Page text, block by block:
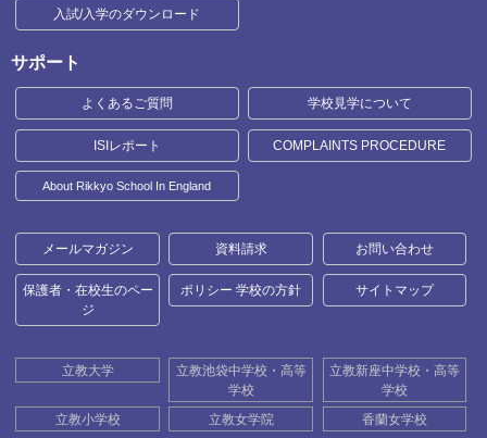
入試/入学のダウンロード
サポート
よくあるご質問 学校見学について
ISIレポート COMPLAINTS PROCEDURE
About Rikkyo School In England
メールマガジン 資料請求 お問い合わせ
保護者・在校生のペー
ジ
ポリシー 学校の方針 サイトマップ
立教大学
立教池袋中学校・高等
学校
立教新座中学校・高等
学校
立教小学校
立教女学院 香蘭女学校